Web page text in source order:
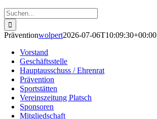
Suche
nach:
Präventionwolpert2026-07-06T10:09:30+00:00
Vorstand
Geschäftsstelle
Hauptausschuss / Ehrenrat
Prävention
Sportstätten
Vereinszeitung Platsch
Sponsoren
Mitgliedschaft